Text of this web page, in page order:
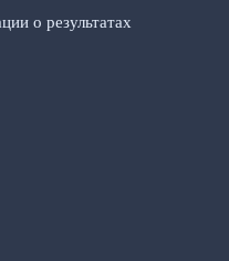
о результатах